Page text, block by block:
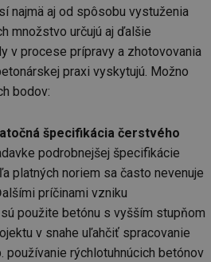
najmä aj od spôsobu vystuženia
množstvo určujú aj ďalšie
v procese prípravy a zhotovovania
praxi vyskytujú. Možno
bodov:
špecifikácia čerstvého
podrobnejšej špecifikácie
platných noriem sa často nevenuje
príčinami vzniku
použite betónu s vyšším stupňom
v snahe uľahčiť spracovanie
používanie rýchlotuhnúcich betónov